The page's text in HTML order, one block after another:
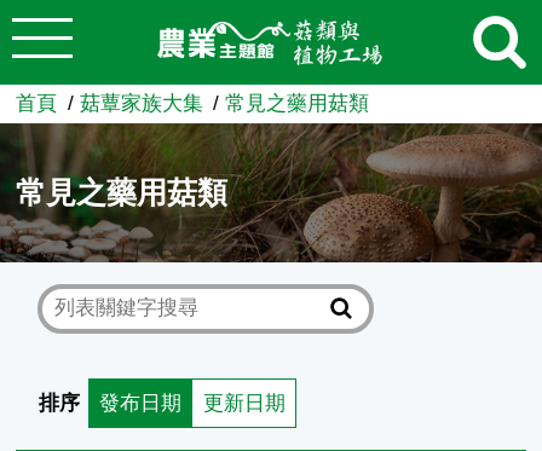
跳到主要內容
農業知識入口網
首頁 菇蕈家族大集 常見之藥用菇類
常見之藥用菇類
排序 發布日期 更新日期